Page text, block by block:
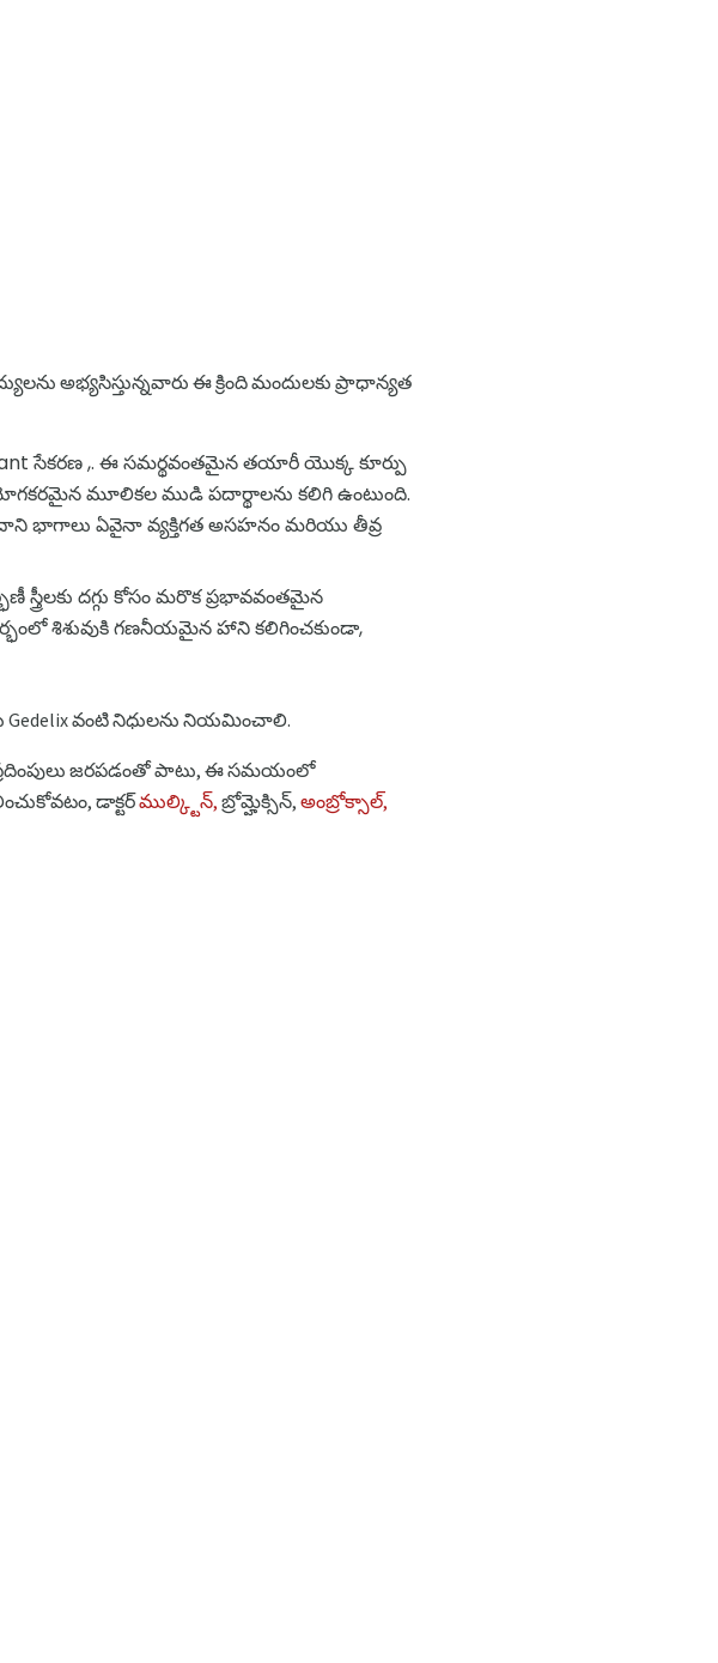
అభ్యసిస్తున్నవారు ఈ క్రింది మందులకు ప్రాధాన్యత
సేకరణ ,. ఈ సమర్థవంతమైన తయారీ యొక్క కూర్పు
మూలికల ముడి పదార్థాలను కలిగి ఉంటుంది.
దాని భాగాలు ఏవైనా వ్యక్తిగత అసహనం మరియు తీవ్ర
స్త్రీలకు దగ్గు కోసం మరొక ప్రభావవంతమైన
శిశువుకి గణనీయమైన హాని కలిగించకుండా,
వంటి నిధులను నియమించాలి.
జరపడంతో పాటు, ఈ సమయంలో
డాక్టర్ముల్క్టిన్, బ్రోమ్హెక్సిన్, అంబ్రోక్సాల్,